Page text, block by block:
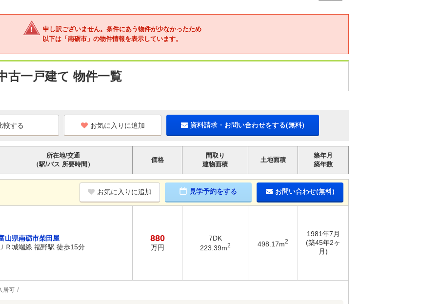
申し訳ございません。条件にあう物件が少なかったため
以下は「南砺市」の物件情報を表示しています。
古一戸建て 物件一覧
お気に入りに追加 資料請求・お問い合わせをする(無料)
所在地/交通
（駅/バス 所要時間）
価格
間取り
建物面積
土地面積
築年月
築年数
お気に入りに追加 見学予約をする お問い合わせ(無料)
山県南砺市柴田屋
ＪＲ城端線 福野駅 徒歩15分
880
万円
7DK
223.39m2 498.17m2
1981年7月
(築45年2ヶ
月)
居可